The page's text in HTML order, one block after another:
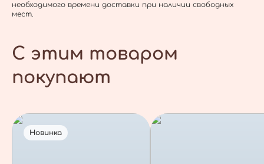
необходимого времени доставки при наличии свободных
мест.
С этим товаром
покупают
Новинка